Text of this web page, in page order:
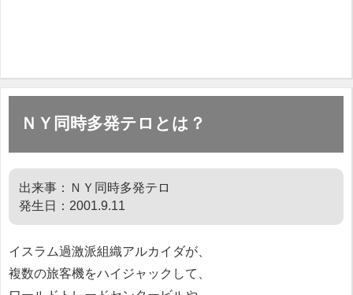
ＮＹ同時多発テロとは？
出来事：ＮＹ同時多発テロ
発生日：2001.9.11
イスラム過激派組織アルカイダが、
複数の旅客機をハイジャックして、